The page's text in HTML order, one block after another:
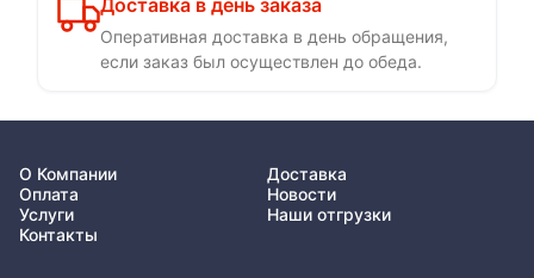
Доставка в день заказа
Оперативная доставка в день обращения,
если заказ был осуществлен до обеда.
О Компании
Доставка
Оплата
Новости
Услуги
Наши отгрузки
Контакты